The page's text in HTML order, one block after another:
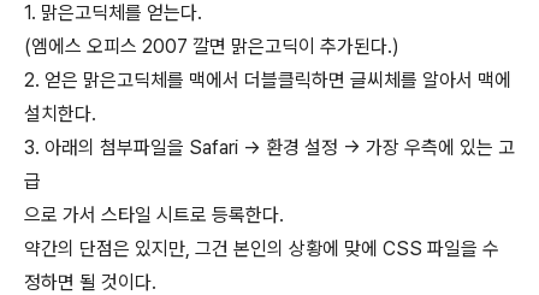
1. 맑은고딕체를 얻는다.
(엠에스 오피스 2007 깔면 맑은고딕이 추가된다.)
2. 얻은 맑은고딕체를 맥에서 더블클릭하면 글씨체를 알아서 맥에
설치한다.
3. 아래의 첨부파일을 Safari -> 환경 설정 -> 가장 우측에 있는 고
급
으로 가서 스타일 시트로 등록한다.
약간의 단점은 있지만, 그건 본인의 상황에 맞에 CSS 파일을 수
정하면 될 것이다.